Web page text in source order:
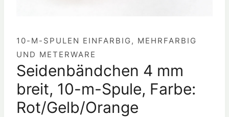
10-M-SPULEN EINFARBIG, MEHRFARBIG
UND METERWARE
Seidenbändchen 4 mm
breit, 10-m-Spule, Farbe:
Rot/Gelb/Orange